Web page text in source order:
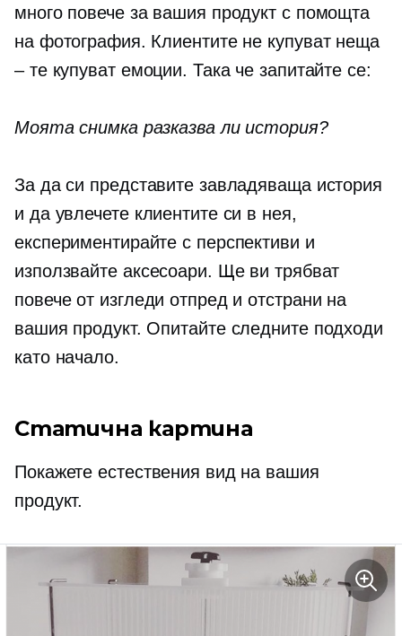
много повече за вашия продукт с помощта
на фотография. Клиентите не купуват неща
– те купуват емоции. Така че запитайте се:
Моята снимка разказва ли история?
За да си представите завладяваща история
и да увлечете клиентите си в нея,
експериментирайте с перспективи и
използвайте аксесоари. Ще ви трябват
повече от изгледи отпред и отстрани на
вашия продукт. Опитайте следните подходи
като начало.
Статична картина
Покажете естествения вид на вашия
продукт.